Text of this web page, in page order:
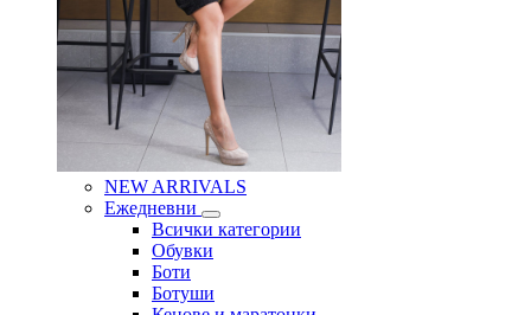
NEW ARRIVALS
Ежедневни
Всички категории
Обувки
Боти
Ботуши